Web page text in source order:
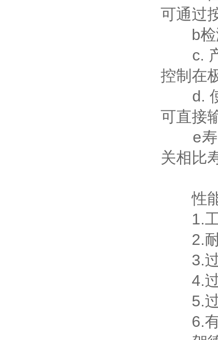
可通过
b检测
c. 产
控制在
d. 使
可直接
e寿命
关相比
性能
1.工
2.耐
3.过
4.过
5.过
6.有